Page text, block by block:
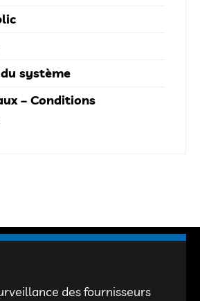
système
– Conditions
des fournisseurs